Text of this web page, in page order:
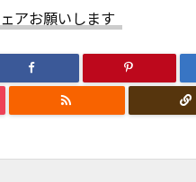
アお願いします
